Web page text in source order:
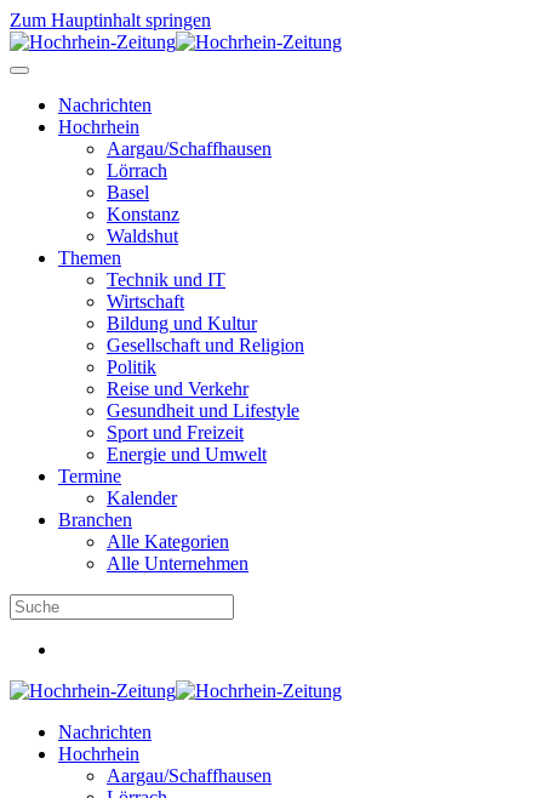
Zum Hauptinhalt springen
Nachrichten
Hochrhein
Aargau/Schaffhausen
Lörrach
Basel
Konstanz
Waldshut
Themen
Technik und IT
Wirtschaft
Bildung und Kultur
Gesellschaft und Religion
Politik
Reise und Verkehr
Gesundheit und Lifestyle
Sport und Freizeit
Energie und Umwelt
Termine
Kalender
Branchen
Alle Kategorien
Alle Unternehmen
Nachrichten
Hochrhein
Aargau/Schaffhausen